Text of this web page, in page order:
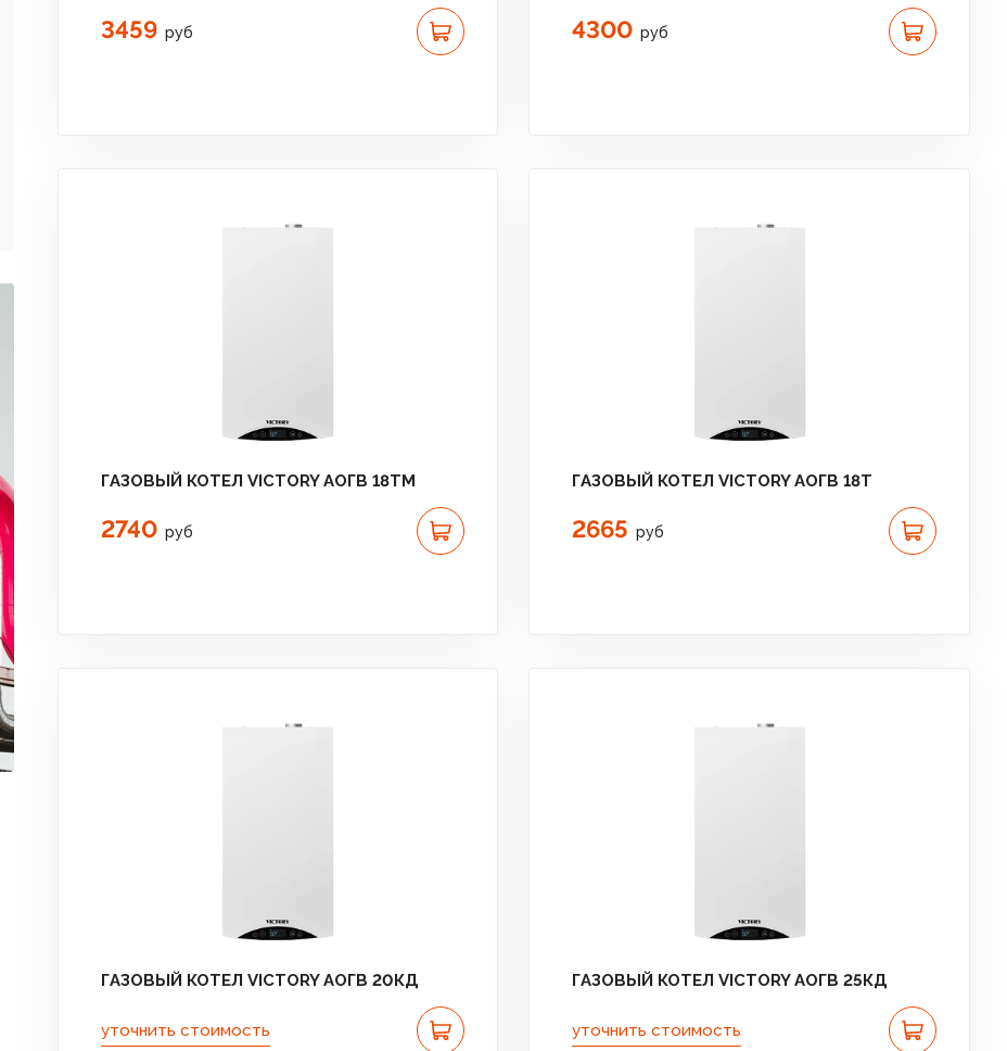
3459 руб 4300 руб
ГАЗОВЫЙ КОТЕЛ VICTORY АОГВ 18TМ
2740 руб
ГАЗОВЫЙ КОТЕЛ VICTORY АОГВ 18T
2665 руб
ГАЗОВЫЙ КОТЕЛ VICTORY АОГВ 20КД
уточнить стоимость
ГАЗОВЫЙ КОТЕЛ VICTORY АОГВ 25КД
уточнить стоимость